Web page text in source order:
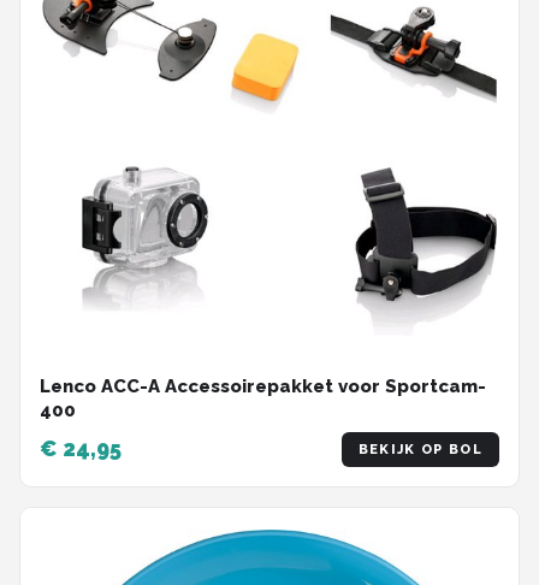
Lenco ACC-A Accessoirepakket voor Sportcam-
400
€ 24,95 BEKIJK OP BOL